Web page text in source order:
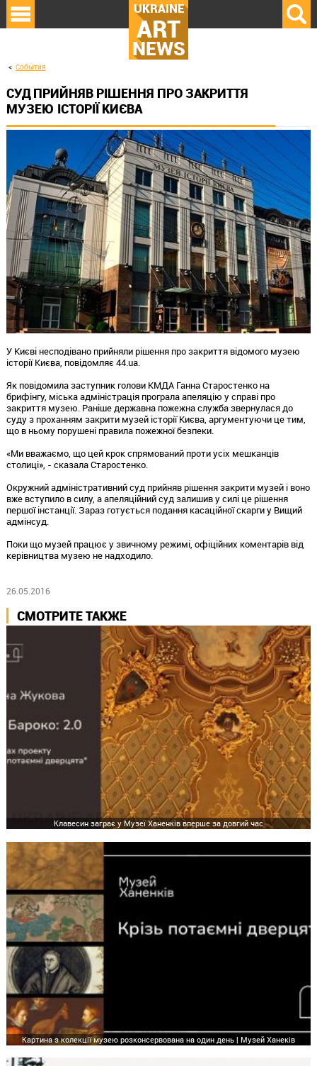
UKRAINE
ART
NEWS
События
СУД ПРИЙНЯВ РІШЕННЯ ПРО ЗАКРИТТЯ
МУЗЕЮ ІСТОРІЇ КИЄВА
У Києві несподівано прийняли рішення про закриття відомого музею
історії Києва, повідомляє 44.ua.
Як повідомила заступник голови КМДА Ганна Старостенко на
брифінгу, міська адміністрація програла апеляцію у справі про
закриття музею. Раніше державна пожежна служба звернулася до
суду з проханням закрити музей історії Києва, аргументуючи це тим,
що в ньому порушені правила пожежної безпеки.
«Ми вважаємо, що цей крок спрямований проти усіх мешканців
столиці», - сказала Старостенко.
Окружний адміністративний суд прийняв рішення закрити музей і воно
вже вступило в силу, а апеляційний суд залишив у силі це рішення
першої інстанції. Зараз готується подання касаційної скарги у Вищий
адмінсуд.
Поки що музей працює у звичному режимі, офіційних коментарів від
керівництва музею не надходило.
26.05.2016
СМОТРИТЕ ТАКЖЕ
Клавесин заграє у Музеї Ханенків вперше за довгий час
Картина з колекції музею розконсервована на один день | Музей Ханеків